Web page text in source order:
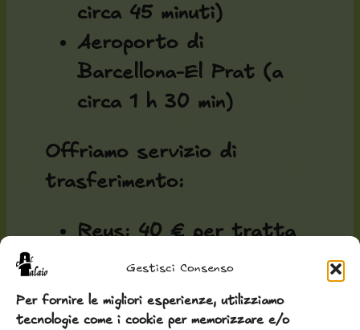
Gestisci Consenso
Per fornire le migliori esperienze, utilizziamo
tecnologie come i cookie per memorizzare e/o
circa 45 minuti)
Aeroporto di
Barcellona-El Prat (a
circa 1 h 30 min)
Offriamo servizio di
trasferimento:
Reus: 40 € per tratta
Barcellona: 100 € per
tratta